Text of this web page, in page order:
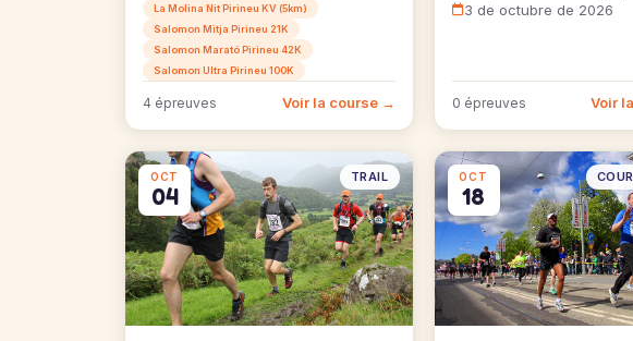
La Molina Nit Pirineu KV (5km)
Salomon Mitja Pirineu 21K
Salomon Marató Pirineu 42K
Salomon Ultra Pirineu 100K
4 épreuves Voir la course →
3 de octubre de 2026
0 épreuves Voir
OCT
04
TRAIL OCT
18